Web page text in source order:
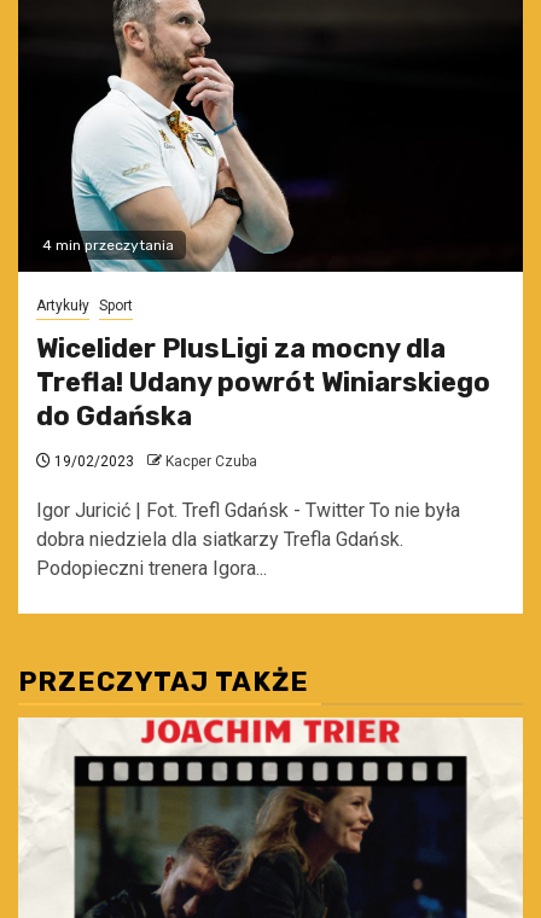
4 min przeczytania
Artykuły Sport
Wicelider PlusLigi za mocny dla
Trefla! Udany powrót Winiarskiego
do Gdańska
19/02/2023 Kacper Czuba
Igor Juricić | Fot. Trefl Gdańsk - Twitter To nie była
dobra niedziela dla siatkarzy Trefla Gdańsk.
Podopieczni trenera Igora...
PRZECZYTAJ TAKŻE